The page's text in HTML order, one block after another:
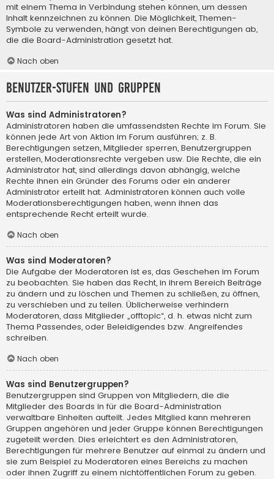
mit einem Thema in Verbindung stehen können, um dessen
Inhalt kennzeichnen zu können. Die Möglichkeit, Themen-
Symbole zu verwenden, hängt von deinen Berechtigungen ab,
die die Board-Administration gesetzt hat.
Nach oben
Benutzer-Stufen und Gruppen
Was sind Administratoren?
Administratoren haben die umfassendsten Rechte im Forum. Sie
können jede Art von Aktion im Forum ausführen; z. B.
Berechtigungen setzen, Mitglieder sperren, Benutzergruppen
erstellen, Moderationsrechte vergeben usw. Die Rechte, die ein
Administrator hat, sind allerdings davon abhängig, welche
Rechte ihnen ein Gründer des Forums oder ein anderer
Administrator erteilt hat. Administratoren können auch volle
Moderationsberechtigungen haben, wenn ihnen das
entsprechende Recht erteilt wurde.
Nach oben
Was sind Moderatoren?
Die Aufgabe der Moderatoren ist es, das Geschehen im Forum
zu beobachten. Sie haben das Recht, in ihrem Bereich Beiträge
zu ändern und zu löschen und Themen zu schließen, zu öffnen,
zu verschieben und zu teilen. Üblicherweise verhindern
Moderatoren, dass Mitglieder „offtopic“, d. h. etwas nicht zum
Thema Passendes, oder Beleidigendes bzw. Angreifendes
schreiben.
Nach oben
Was sind Benutzergruppen?
Benutzergruppen sind Gruppen von Mitgliedern, die die
Mitglieder des Boards in für die Board-Administration
verwaltbare Einheiten aufteilt. Jedes Mitglied kann mehreren
Gruppen angehören und jeder Gruppe können Berechtigungen
zugeteilt werden. Dies erleichtert es den Administratoren,
Berechtigungen für mehrere Benutzer auf einmal zu ändern und
sie zum Beispiel zu Moderatoren eines Bereichs zu machen
oder ihnen Zugriff zu einem nichtöffentlichen Forum zu geben.